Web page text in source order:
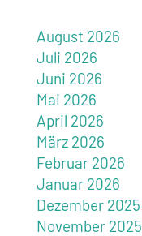
August 2026
Juli 2026
Juni 2026
Mai 2026
April 2026
März 2026
Februar 2026
Januar 2026
Dezember 2025
November 2025